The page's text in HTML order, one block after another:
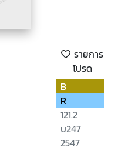
รายการ
โปรด
B
R
121.2
บ247
2547